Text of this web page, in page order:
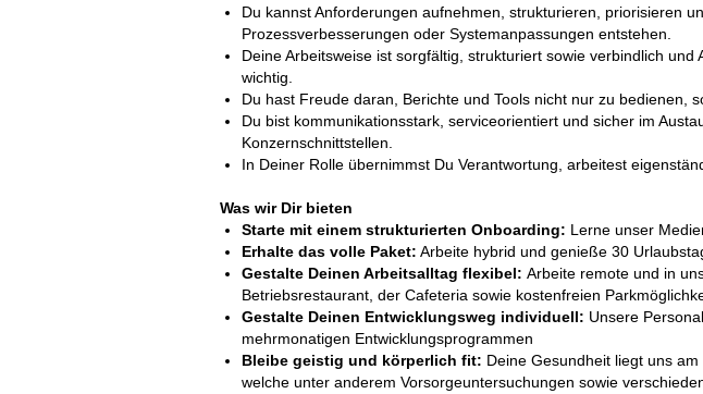
Du kannst Anforderungen aufnehmen, strukturieren, priorisieren
Prozessverbesserungen oder Systemanpassungen entstehen.
Deine Arbeitsweise ist sorgfältig, strukturiert sowie verbindlich
wichtig.
Du hast Freude daran, Berichte und Tools nicht nur zu bedienen,
Du bist kommunikationsstark, serviceorientiert und sicher im
Konzernschnittstellen.
In Deiner Rolle übernimmst Du Verantwortung, arbeitest
Was wir Dir bieten
Starte mit einem strukturierten Onboarding: Lerne unser
Erhalte das volle Paket: Arbeite hybrid und genieße 30
Gestalte Deinen Arbeitsalltag flexibel: Arbeite remote und in
Betriebsrestaurant, der Cafeteria sowie kostenfreien
Gestalte Deinen Entwicklungsweg individuell: Unsere
mehrmonatigen Entwicklungsprogrammen
Bleibe geistig und körperlich fit: Deine Gesundheit liegt uns
welche unter anderem Vorsorgeuntersuchungen sowie